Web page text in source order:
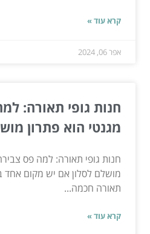
קרא עוד »
אפר 06, 2024
חנות גופי תאורה:
מגנטי הוא פתרון
חנות גופי תאורה: למה פס
מושלם לסלון אם יש מקום אחד
תאורה חכמה...
קרא עוד »